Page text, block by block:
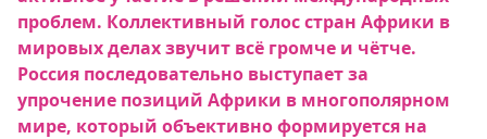
проблем. Коллективный голос стран Африки в
мировых делах звучит всё громче и чётче.
Россия последовательно выступает за
упрочение позиций Африки в многополярном
мире, который объективно формируется на